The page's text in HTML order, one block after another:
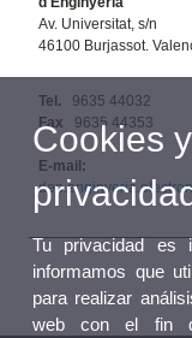
Av. Universitat, s/n
46100 Burjassot.
Tel.
9635 44032
Fax 9635 44353
E-mail:
Cookies
Tu privacidad es
informamos que
para realizar
web con el fin